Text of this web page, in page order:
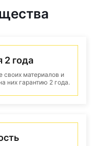
2 года
своих материалов и
них гарантию 2 года.